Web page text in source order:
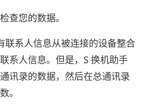
查您的数据。
联系人信息从被连接的设备整合
系人信息。但是，S 换机助手
讯录的数据，然后在总通讯录
。